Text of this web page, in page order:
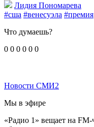
Лидия Пономарева
#сша #венесуэла #премия
Что думаешь?
0 0 0 0 0 0
Новости СМИ2
Мы в эфире
«Радио 1» вещает на FM-